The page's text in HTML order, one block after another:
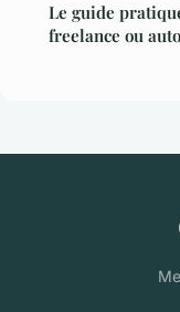
Le guide
freelance ou